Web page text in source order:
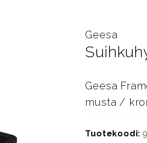
Geesa
Geesa
musta /
Tuotekoodi: